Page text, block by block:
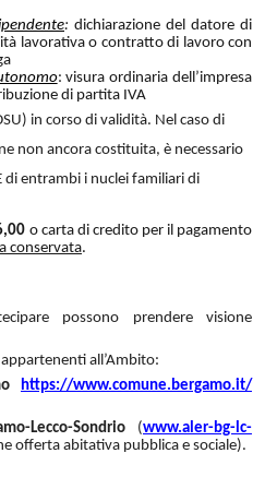
: dichiarazione del datore di
lavorativa o contratto di lavoro con
: visura ordinaria dell’impresa
di partita IVA
in corso di validità. Nel caso di
non ancora costituita, è necessario
di entrambi i nuclei familiari di
o carta di credito per il pagamento
conservata.
possono prendere visione
all’Ambito:
https://www.comune.bergamo.it/
Lecco-Sondrio (www.aler-bg-lc-
offerta abitativa pubblica e sociale).